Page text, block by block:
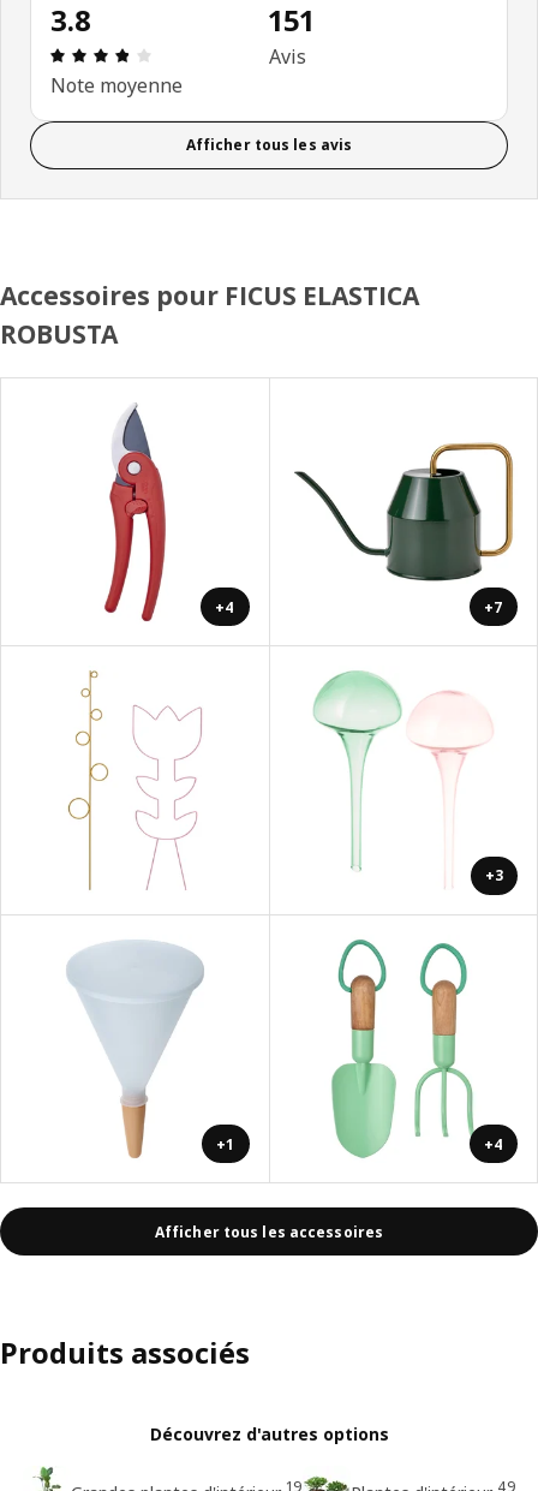
3.8
Évaluation: 3.8 sur 5 étoiles. Nombre total d'avis:
Note moyenne
151
Avis
Afficher tous les avis
Accessoires pour FICUS ELASTICA
ROBUSTA
+4 +7
+3
+1 +4
Afficher tous les accessoires
Produits associés
Découvrez d'autres options
19 49